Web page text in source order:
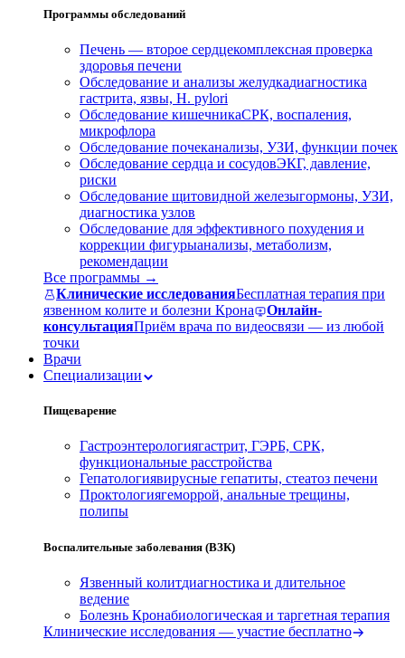
Программы обследований
Печень — второе сердцекомплексная проверка
здоровья печени
Обследование и анализы желудкадиагностика
гастрита, язвы, H. pylori
Обследование кишечникаСРК, воспаления,
микрофлора
Обследование почеканализы, УЗИ, функции почек
Обследование сердца и сосудовЭКГ, давление,
риски
Обследование щитовидной железыгормоны, УЗИ,
диагностика узлов
Обследование для эффективного похудения и
коррекции фигурыанализы, метаболизм,
рекомендации
Все программы →
Клинические исследованияБесплатная терапия при
язвенном колите и болезни Крона
Онлайн-
консультацияПриём врача по видеосвязи — из любой
точки
Врачи
Специализации
Пищеварение
Гастроэнтерологиягастрит, ГЭРБ, СРК,
функциональные расстройства
Гепатологиявирусные гепатиты, стеатоз печени
Проктологиягеморрой, анальные трещины,
полипы
Воспалительные заболевания (ВЗК)
Язвенный колитдиагностика и длительное
ведение
Болезнь Кронабиологическая и таргетная терапия
Клинические исследования — участие бесплатно